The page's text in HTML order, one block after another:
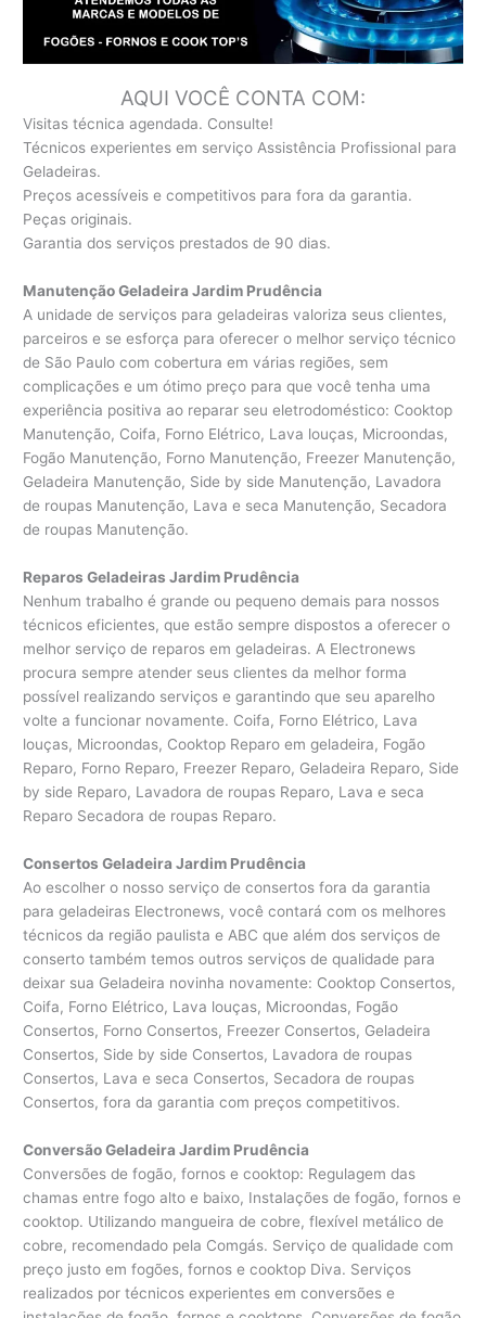
AQUI VOCÊ CONTA COM:
Visitas técnica agendada. Consulte!
Técnicos experientes em serviço Assistência Profissional para
Geladeiras.
Preços acessíveis e competitivos para fora da garantia.
Peças originais.
Garantia dos serviços prestados de 90 dias.
Manutenção Geladeira Jardim Prudência
A unidade de serviços para geladeiras valoriza seus clientes,
parceiros e se esforça para oferecer o melhor serviço técnico
de São Paulo com cobertura em várias regiões, sem
complicações e um ótimo preço para que você tenha uma
experiência positiva ao reparar seu eletrodoméstico: Cooktop
Manutenção, Coifa, Forno Elétrico, Lava louças, Microondas,
Fogão Manutenção, Forno Manutenção, Freezer Manutenção,
Geladeira Manutenção, Side by side Manutenção, Lavadora
de roupas Manutenção, Lava e seca Manutenção, Secadora
de roupas Manutenção.
Reparos Geladeiras Jardim Prudência
Nenhum trabalho é grande ou pequeno demais para nossos
técnicos eficientes, que estão sempre dispostos a oferecer o
melhor serviço de reparos em geladeiras. A Electronews
procura sempre atender seus clientes da melhor forma
possível realizando serviços e garantindo que seu aparelho
volte a funcionar novamente. Coifa, Forno Elétrico, Lava
louças, Microondas, Cooktop Reparo em geladeira, Fogão
Reparo, Forno Reparo, Freezer Reparo, Geladeira Reparo, Side
by side Reparo, Lavadora de roupas Reparo, Lava e seca
Reparo Secadora de roupas Reparo.
Consertos Geladeira Jardim Prudência
Ao escolher o nosso serviço de consertos fora da garantia
para geladeiras Electronews, você contará com os melhores
técnicos da região paulista e ABC que além dos serviços de
conserto também temos outros serviços de qualidade para
deixar sua Geladeira novinha novamente: Cooktop Consertos,
Coifa, Forno Elétrico, Lava louças, Microondas, Fogão
Consertos, Forno Consertos, Freezer Consertos, Geladeira
Consertos, Side by side Consertos, Lavadora de roupas
Consertos, Lava e seca Consertos, Secadora de roupas
Consertos, fora da garantia com preços competitivos.
Conversão Geladeira Jardim Prudência
Conversões de fogão, fornos e cooktop: Regulagem das
chamas entre fogo alto e baixo, Instalações de fogão, fornos e
cooktop. Utilizando mangueira de cobre, flexível metálico de
cobre, recomendado pela Comgás. Serviço de qualidade com
preço justo em fogões, fornos e cooktop Diva. Serviços
realizados por técnicos experientes em conversões e